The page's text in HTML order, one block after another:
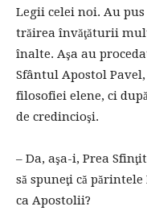
Legii celei noi. Au
trăirea învăţăturii
înalte. Aşa au
Sfântul Apostol
filosofiei elene, ci
de credincioşi.
– Da, aşa-i, Prea
să spuneţi că
ca Apostolii?